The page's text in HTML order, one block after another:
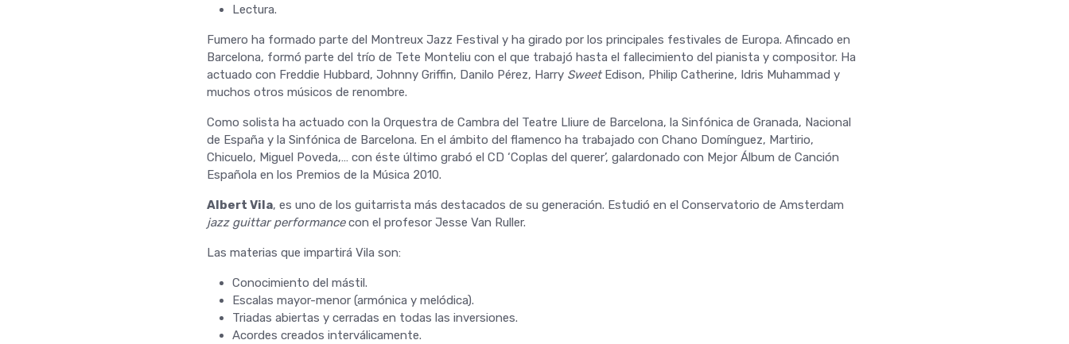
Lectura.
Fumero ha formado parte del Montreux Jazz Festival y ha girado por los principales festivales de Europa. Afincado en
Barcelona, formó parte del trío de Tete Monteliu con el que trabajó hasta el fallecimiento del pianista y compositor. Ha
actuado con Freddie Hubbard, Johnny Griffin, Danilo Pérez, Harry SweetEdison, Philip Catherine, Idris Muhammad y
muchos otros músicos de renombre.
Como solista ha actuado con la Orquestra de Cambra del Teatre Lliure de Barcelona, la Sinfónica de Granada, Nacional
de España y la Sinfónica de Barcelona. En el ámbito del flamenco ha trabajado con Chano Domínguez, Martirio,
Chicuelo, Miguel Poveda,… con éste último grabó el CD ‘Coplas del querer’, galardonado con Mejor Álbum de Canción
Española en los Premios de la Música 2010.
Albert Vila, es uno de los guitarrista más destacados de su generación. Estudió en el Conservatorio de Amsterdam
jazz guittar performancecon el profesor Jesse Van Ruller.
Las materias que impartirá Vila son:
Conocimiento del mástil.
Escalas mayor-menor (armónica y melódica).
Triadas abiertas y cerradas en todas las inversiones.
Acordes creados interválicamente.